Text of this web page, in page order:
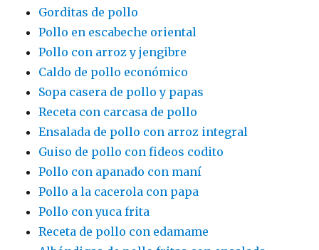
Gorditas de pollo
Pollo en escabeche oriental
Pollo con arroz y jengibre
Caldo de pollo económico
Sopa casera de pollo y papas
Receta con carcasa de pollo
Ensalada de pollo con arroz integral
Guiso de pollo con fideos codito
Pollo con apanado con maní
Pollo a la cacerola con papa
Pollo con yuca frita
Receta de pollo con edamame